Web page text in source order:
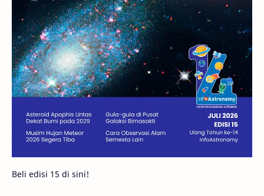
Gugus Bintang Menarik Dibaca
Venus Pluto Galaksi Kerdil
Gambar Harian Titan
Bintang Neutron Hubble Tips
Juno Bintang Biner
Fakta Galaksi Spiral
Beli edisi 15 di sini!